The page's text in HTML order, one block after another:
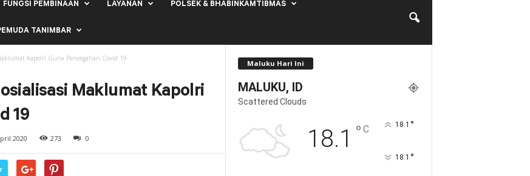
FUNGSI PEMBINAAN LAYANAN POLSEK & BHABINKAMTIBMAS
TANIMBAR
Kapolri Guna Pencegahan Covid 19
Maklumat Kapolri
19
2020 273 0
Maluku Hari Ini
MALUKU, ID
Scattered Clouds
18.1 ° C 18.1 °
18.1 °